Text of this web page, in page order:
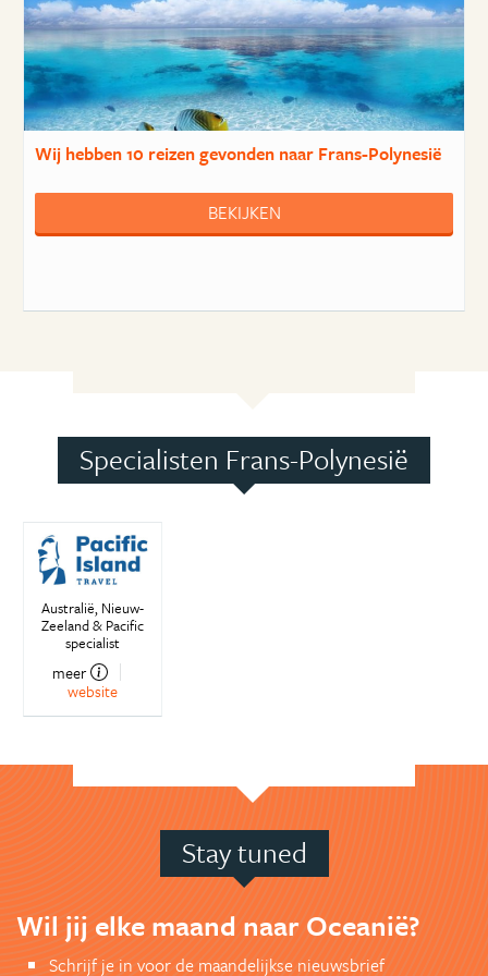
Wij hebben10 reizengevonden naar Frans-Polynesië
BEKIJKEN
Specialisten Frans-Polynesië
Australië, Nieuw-
Zeeland & Pacific
specialist
meer
website
Stay tuned
Wil jij elke maand naar Oceanië?
Schrijf je in voor de maandelijkse nieuwsbrief